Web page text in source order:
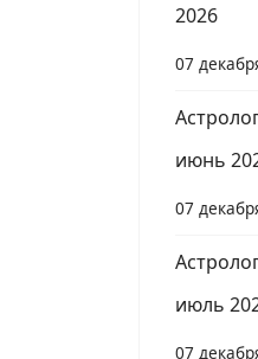
2026
07
июнь
07
июль
07